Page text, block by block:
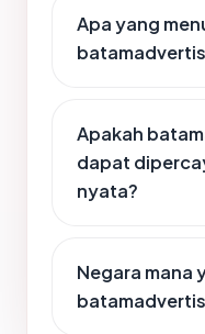
Apa yang
Apakah
dapat
nyata?
Negara mana